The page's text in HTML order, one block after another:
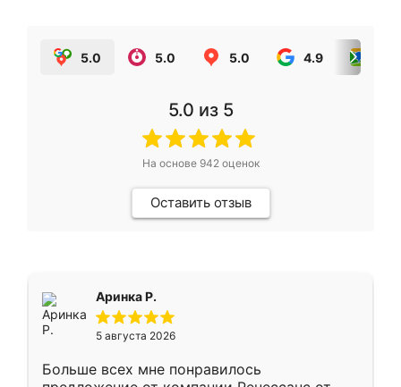
5.0 5.0 5.0 4.9
5.0 из 5
На основе 942оценок
Оставить отзыв
Аринка Р.
5 августа 2026
Больше всех мне понравилось